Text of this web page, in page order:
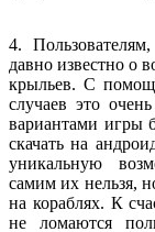
4.
давно известно о
крыльев. С
случаев это
вариантами игры
скачать на
уникальную
самим их нельзя,
на кораблях. К
не ломаются